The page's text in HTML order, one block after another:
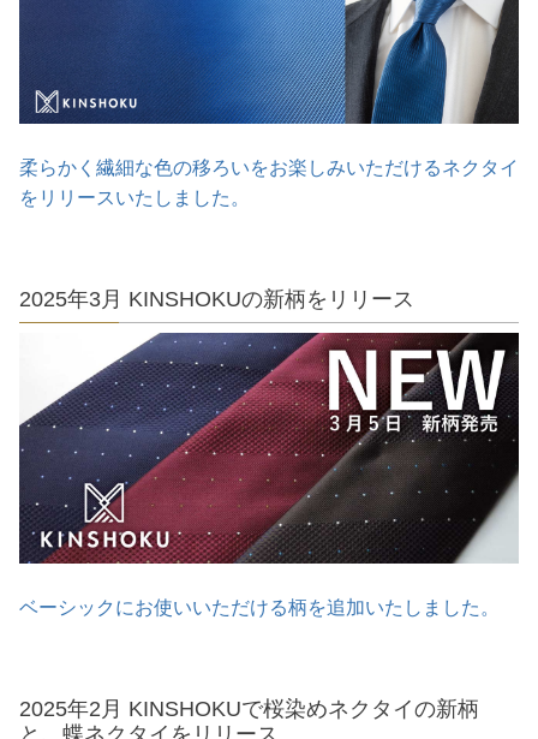
柔らかく繊細な色の移ろいをお楽しみいただけるネクタイ
をリリースいたしました。
2025年3月 KINSHOKUの新柄をリリース
ベーシックにお使いいただける柄を追加いたしました。
2025年2月 KINSHOKUで桜染めネクタイの新柄
と、蝶ネクタイをリリース